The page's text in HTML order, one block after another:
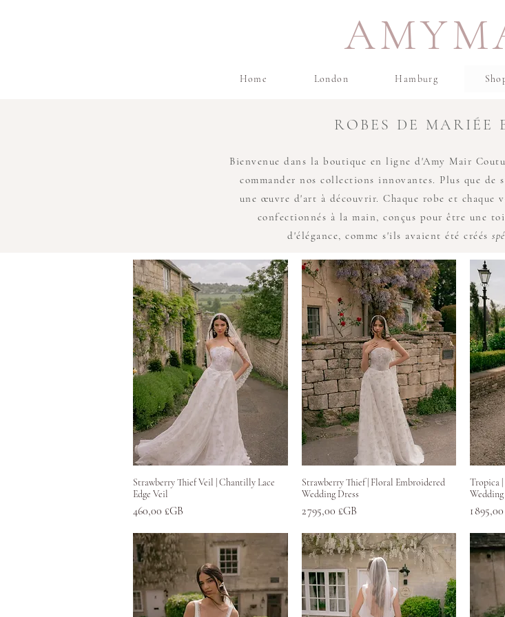
Home London Hamburg
ROBES DE MARIÉE
Bienvenue dans la boutique en ligne d'Amy Mair
commander nos collections innovantes. Plus que de
une œuvre d'art à découvrir. Chaque robe et chaque
confectionnés à la main, conçus pour être une
d'élégance, comme s'ils avaient été créés
Aperçu rapide
Strawberry Thief Veil | Chantilly Lace
Edge Veil
Prix
460,00 £GB
Aperçu rapide
Strawberry Thief | Floral Embroidered
Wedding Dress
Prix
2 795,00 £GB
Tropica
Wedding
Prix
1